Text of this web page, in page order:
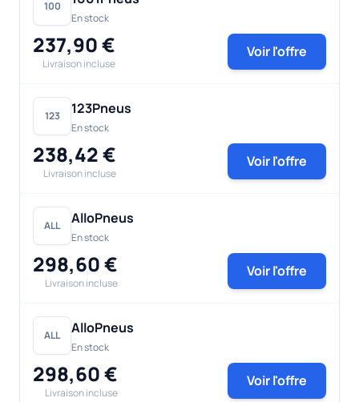
100
En stock
237,90 €
Livraison incluse
Voir l'offre
123 123Pneus
En stock
238,42 €
Livraison incluse
Voir l'offre
ALL AlloPneus
En stock
298,60 €
Livraison incluse
Voir l'offre
ALL AlloPneus
En stock
298,60 €
Livraison incluse
Voir l'offre